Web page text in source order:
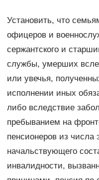
Установить, что
офицеров и
сержантского и
службы, умерших
или увечья,
исполнении иных
либо вследствие
пребыванием на
пенсионеров из
начальствующего
инвалидности,